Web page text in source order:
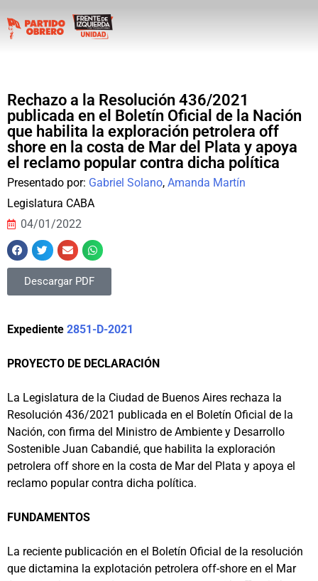
Rechazo a la Resolución 436/2021
publicada en el Boletín Oficial de la Nación
que habilita la exploración petrolera off
shore en la costa de Mar del Plata y apoya
el reclamo popular contra dicha política
Presentado por: Gabriel Solano, Amanda Martín
Legislatura CABA
04/01/2022
Descargar PDF
Expediente 2851-D-2021
PROYECTO DE DECLARACIÓN
La Legislatura de la Ciudad de Buenos Aires rechaza la
Resolución 436/2021 publicada en el Boletín Oficial de la
Nación, con firma del Ministro de Ambiente y Desarrollo
Sostenible Juan Cabandié, que habilita la exploración
petrolera off shore en la costa de Mar del Plata y apoya el
reclamo popular contra dicha política.
FUNDAMENTOS
La reciente publicación en el Boletín Oficial de la resolución
que dictamina la explotación petrolera off-shore en el Mar